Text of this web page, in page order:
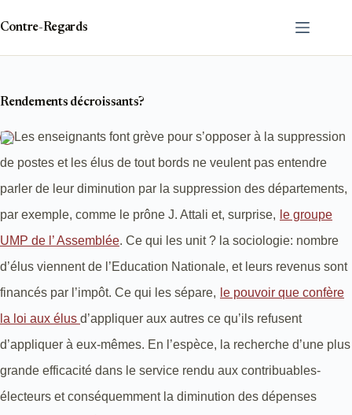
contenu
Contre-Regards
Rendements décroissants?
Les enseignants font grève pour s’opposer à la suppression
de postes et les élus de tout bords ne veulent pas entendre
parler de leur diminution par la suppression des départements,
par exemple, comme le prône J. Attali et, surprise, le groupe
UMP de l’ Assemblée. Ce qui les unit ? la sociologie: nombre
d’élus viennent de l’Education Nationale, et leurs revenus sont
financés par l’impôt. Ce qui les sépare, le pouvoir que confère
la loi aux élus d’appliquer aux autres ce qu’ils refusent
d’appliquer à eux-mêmes. En l’espèce, la recherche d’une plus
grande efficacité dans le service rendu aux contribuables-
électeurs et conséquemment la diminution des dépenses